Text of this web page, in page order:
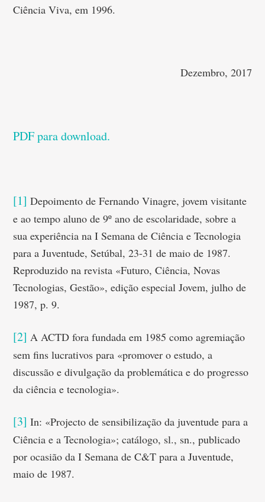
Ciência Viva, em 1996.
Dezembro, 2017
PDF para download.
[1] Depoimento de Fernando Vinagre, jovem visitante
e ao tempo aluno de 9º ano de escolaridade, sobre a
sua experiência na I Semana de Ciência e Tecnologia
para a Juventude, Setúbal, 23-31 de maio de 1987.
Reproduzido na revista «Futuro, Ciência, Novas
Tecnologias, Gestão», edição especial Jovem, julho de
1987, p. 9.
[2] A ACTD fora fundada em 1985 como agremiação
sem fins lucrativos para «promover o estudo, a
discussão e divulgação da problemática e do progresso
da ciência e tecnologia».
[3] In: «Projecto de sensibilização da juventude para a
Ciência e a Tecnologia»; catálogo, sl., sn., publicado
por ocasião da I Semana de C&T para a Juventude,
maio de 1987.